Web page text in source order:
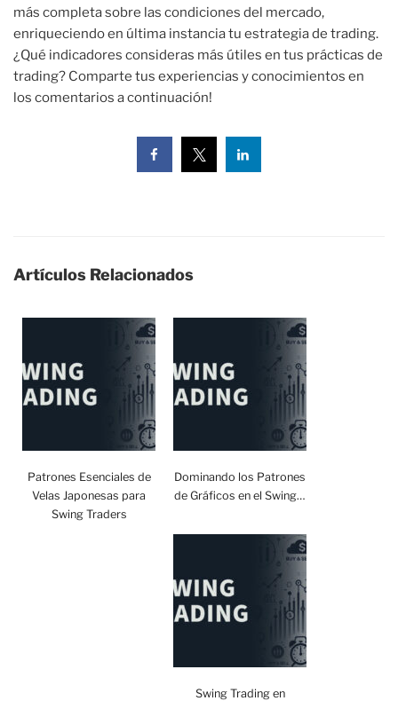
más completa sobre las condiciones del mercado,
enriqueciendo en última instancia tu estrategia de trading.
¿Qué indicadores consideras más útiles en tus prácticas de
trading? Comparte tus experiencias y conocimientos en
los comentarios a continuación!
Artículos Relacionados
Patrones Esenciales de
Velas Japonesas para
Swing Traders
Dominando los Patrones
de Gráficos en el Swing…
Swing Trading en